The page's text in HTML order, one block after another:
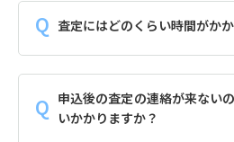
査定にはどのくらい時間がか
申込後の査定の連絡が来ない
いかかりますか？